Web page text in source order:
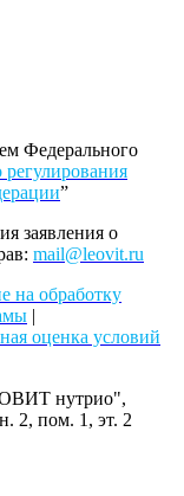
Федерального
регулирования
”
заявления о
mail@leovit.ru
на обработку
|
оценка условий
нутрио",
2, пом. 1, эт. 2